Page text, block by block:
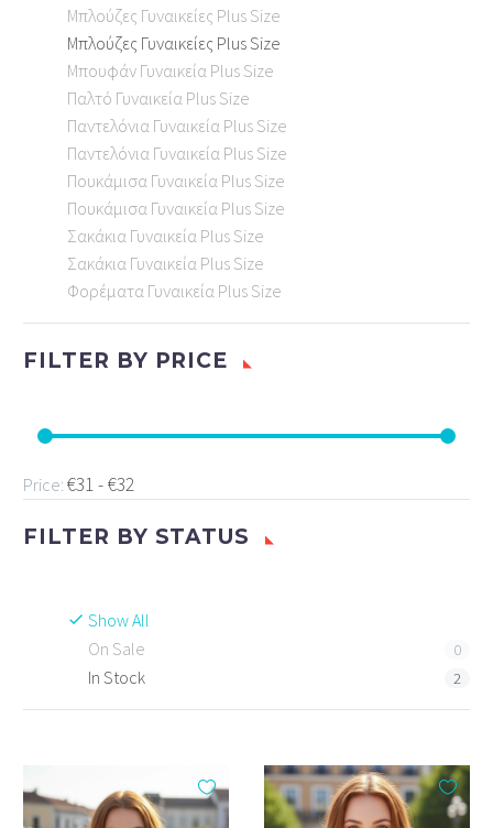
Μπλούζες Γυναικείες Plus Size
Μπλούζες Γυναικείες Plus Size
Μπουφάν Γυναικεία Plus Size
Παλτό Γυναικεία Plus Size
Παντελόνια Γυναικεία Plus Size
Παντελόνια Γυναικεία Plus Size
Πουκάμισα Γυναικεία Plus Size
Πουκάμισα Γυναικεία Plus Size
Σακάκια Γυναικεία Plus Size
Σακάκια Γυναικεία Plus Size
Φορέματα Γυναικεία Plus Size
FILTER BY PRICE
Price: €31 - €32
FILTER BY STATUS
Show All
On Sale
0
In Stock 2